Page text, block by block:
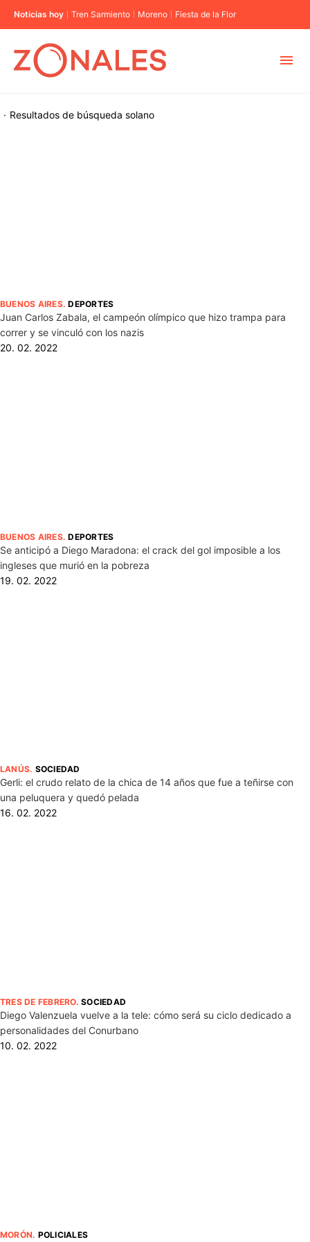
Noticias hoy Tren Sarmiento Moreno Fiesta de la Flor
Resultados de búsqueda
· solano
BUENOS AIRES.DEPORTES
Juan Carlos Zabala, el campeón olímpico que hizo trampa para
correr y se vinculó con los nazis
20. 02. 2022
BUENOS AIRES.DEPORTES
Se anticipó a Diego Maradona: el crack del gol imposible a los
ingleses que murió en la pobreza
19. 02. 2022
LANÚS. SOCIEDAD
Gerli: el crudo relato de la chica de 14 años que fue a teñirse con
una peluquera y quedó pelada
16. 02. 2022
TRES DE FEBRERO.SOCIEDAD
Diego Valenzuela vuelve a la tele: cómo será su ciclo dedicado a
personalidades del Conurbano
10. 02. 2022
MORÓN. POLICIALES